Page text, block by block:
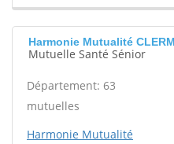
Harmonie Mutualité
Mutuelle Santé Sénior
Département: 63
mutuelles
Harmonie Mutualité